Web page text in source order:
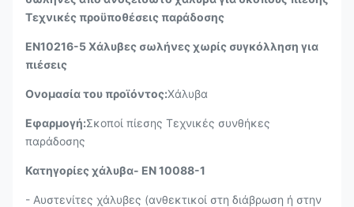
Τεχνικές προϋποθέσεις παράδοσης
EN10216-5 Χάλυβες σωλήνες χωρίς συγκόλληση για
πιέσεις
Ονομασία του προϊόντος:Χάλυβα
Εφαρμογή:Σκοποί πίεσης Τεχνικές συνθήκες
παράδοσης
Κατηγορίες χάλυβα- EN 10088-1
- Αυστενίτες χάλυβες (ανθεκτικοί στη διάβρωση ή στην